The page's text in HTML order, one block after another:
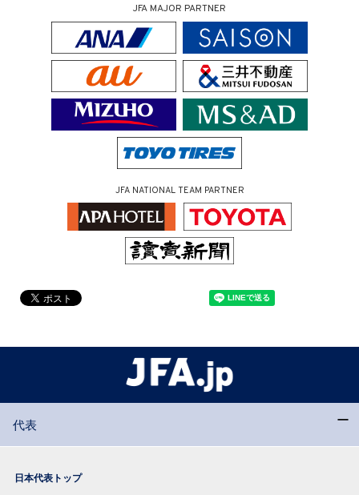
JFA MAJOR PARTNER
JFA NATIONAL TEAM PARTNER
代表
日本代表トップ